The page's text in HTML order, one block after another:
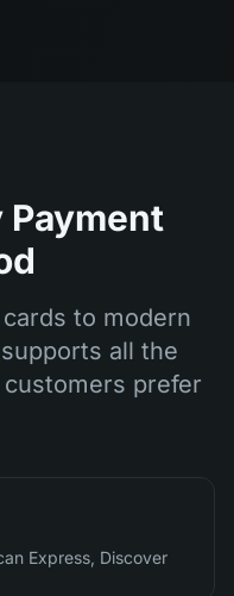
Payment
to modern
all the
prefer
Express, Discover